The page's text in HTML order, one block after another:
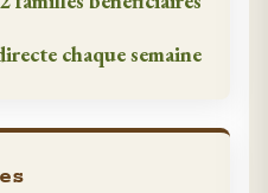
chaque semaine